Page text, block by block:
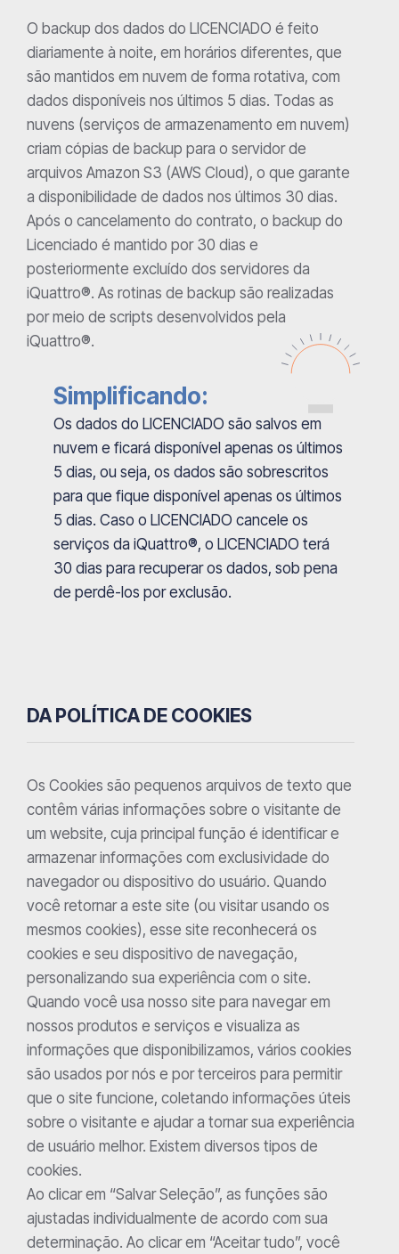
O backup dos dados do LICENCIADO é feito
diariamente à noite, em horários diferentes, que
são mantidos em nuvem de forma rotativa, com
dados disponíveis nos últimos 5 dias. Todas as
nuvens (serviços de armazenamento em nuvem)
criam cópias de backup para o servidor de
arquivos Amazon S3 (AWS Cloud), o que garante
a disponibilidade de dados nos últimos 30 dias.
Após o cancelamento do contrato, o backup do
Licenciado é mantido por 30 dias e
posteriormente excluído dos servidores da
iQuattro®. As rotinas de backup são realizadas
por meio de scripts desenvolvidos pela
iQuattro®.
Simplificando:
Os dados do LICENCIADO são salvos em
nuvem e ficará disponível apenas os últimos
5 dias, ou seja, os dados são sobrescritos
para que fique disponível apenas os últimos
5 dias. Caso o LICENCIADO cancele os
serviços da iQuattro®, o LICENCIADO terá
30 dias para recuperar os dados, sob pena
de perdê-los por exclusão.
DA POLÍTICA DE COOKIES
Os Cookies são pequenos arquivos de texto que
contêm várias informações sobre o visitante de
um website, cuja principal função é identificar e
armazenar informações com exclusividade do
navegador ou dispositivo do usuário. Quando
você retornar a este site (ou visitar usando os
mesmos cookies), esse site reconhecerá os
cookies e seu dispositivo de navegação,
personalizando sua experiência com o site.
Quando você usa nosso site para navegar em
nossos produtos e serviços e visualiza as
informações que disponibilizamos, vários cookies
são usados por nós e por terceiros para permitir
que o site funcione, coletando informações úteis
sobre o visitante e ajudar a tornar sua experiência
de usuário melhor. Existem diversos tipos de
cookies.
Ao clicar em “Salvar Seleção”, as funções são
ajustadas individualmente de acordo com sua
determinação. Ao clicar em “Aceitar tudo”, você